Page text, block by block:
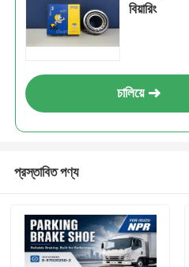
বিয়ারিং
চালিয়ে
প্রস্তাবিত পণ্য